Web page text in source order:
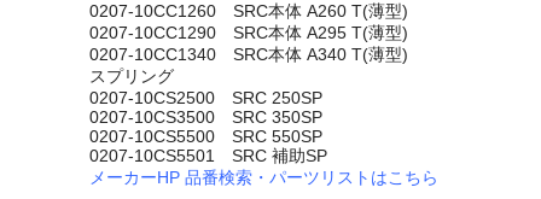
0207-10CC1260 SRC本体 A260 T(薄型)
0207-10CC1290 SRC本体 A295 T(薄型)
0207-10CC1340 SRC本体 A340 T(薄型)
スプリング
0207-10CS2500 SRC 250SP
0207-10CS3500 SRC 350SP
0207-10CS5500 SRC 550SP
0207-10CS5501 SRC 補助SP
メーカーHP 品番検索・パーツリストはこちら